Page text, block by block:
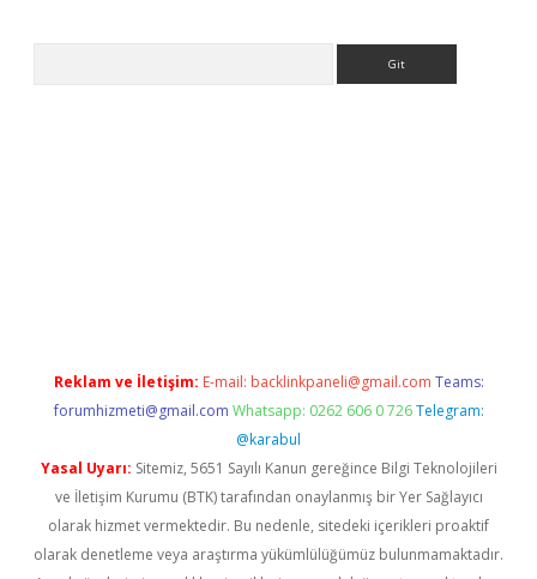
Reklam ve İletişim: E-mail: backlinkpaneli@gmail.com Teams:
forumhizmeti@gmail.com Whatsapp: 0262 606 0 726 Telegram:
@karabul
Yasal Uyarı: Sitemiz, 5651 Sayılı Kanun gereğince Bilgi Teknolojileri
ve İletişim Kurumu (BTK) tarafından onaylanmış bir Yer Sağlayıcı
olarak hizmet vermektedir. Bu nedenle, sitedeki içerikleri proaktif
olarak denetleme veya araştırma yükümlülüğümüz bulunmamaktadır.